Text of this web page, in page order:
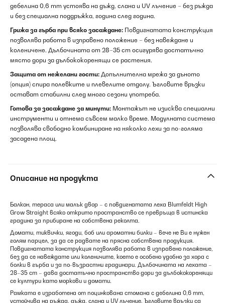
дебелина 0,6 mm устоява на дъжд, слана и UV лъчение – без ръжда
и без специална поддръжка, година след година.
Грижа за гърба при всяко засаждане: Повдигнатата конструкция
позволява работа в изправено положение – без навеждане и
коленичене. Дълбочината от 28–35 cm осигурява достатъчно
място дори за дълбококоренящи се растения.
Защита от нежелани гости: Допълнителна мрежа за дъното
(опция) спира полевките и плевелите отдолу. Ъгловите връзки
остават стабилни след много сезони употреба.
Готова за засаждане за минути: Монтажът не изисква специални
инструменти и отнема съвсем малко време. Модулната система
позволява свободно комбиниране на няколко лехи за по-голяма
засадена площ.
Описание на продукта
Балкон, тераса или малък двор – с повдигнатата леха Blumfeldt High
Grow Straight всяко открито пространство се превръща в истинска
градина за прибиране на собствена реколта.
Домати, тиквички, ягоди, боб или ароматни билки – вече не Ви е нужен
голям парцел, за да се радвате на прясна собствена продукция.
Повдигнатата конструкция позволява работа в изправено положение,
без да се навеждате или коленичите, което е особено удобно за хора с
болки в гърба и за по-възрастни градинари. Дълбочината на лехата –
28–35 cm – дава достатъчно пространство дори за дълбококоренящи
се култури като моркови и домати.
Рамката е изработена от поцинкована стомана с дебелина 0,6 mm,
устойчива на ръжда, дъжд, слана и UV лъчение. Ъгловите връзки са